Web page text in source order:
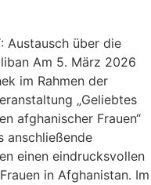
Austausch über die
Am 5. März 2026
im Rahmen der
„Geliebtes
afghanischer Frauen“
anschließende
einen eindrucksvollen
in Afghanistan. Im